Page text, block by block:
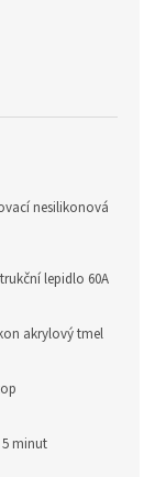
nesilikonová
lepidlo 60A
akrylový tmel
minut